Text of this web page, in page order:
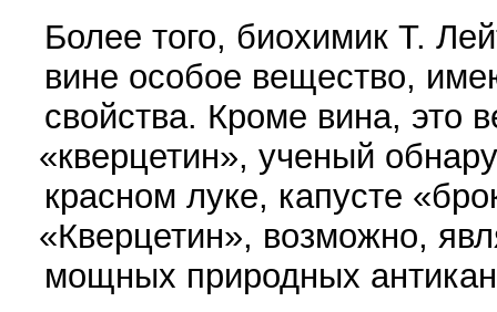
Более того, биохимик Т.
вине особое вещество,
свойства. Кро­ме вина, это
«кверцетин», ученый
красном луке, капусте «
«Кверцетин», возможно,
мощных при­родных